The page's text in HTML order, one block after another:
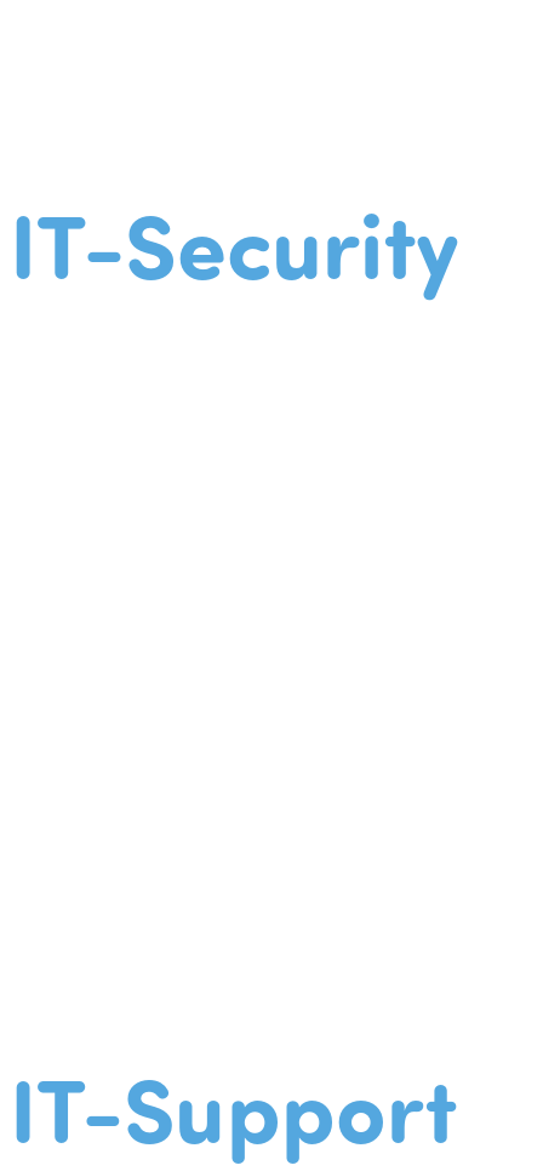
IT-Security
IT-Support